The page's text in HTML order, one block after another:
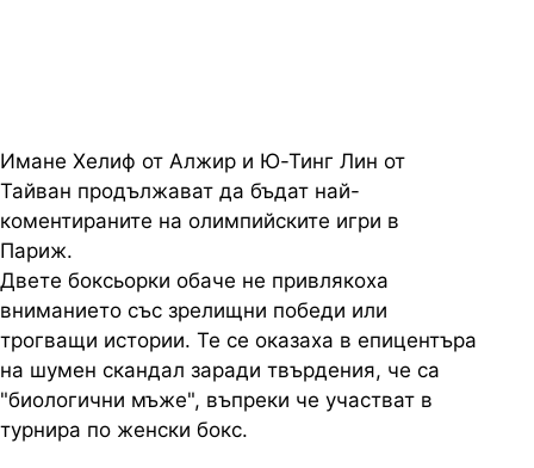
Имане Хелиф от Алжир и Ю-Тинг Лин от
Тайван продължават да бъдат най-
коментираните на олимпийските игри в
Париж.
Двете боксьорки обаче не привлякоха
вниманието със зрелищни победи или
трогващи истории. Те се оказаха в епицентъра
на шумен скандал заради твърдения, че са
"биологични мъже", въпреки че участват в
турнира по женски бокс.